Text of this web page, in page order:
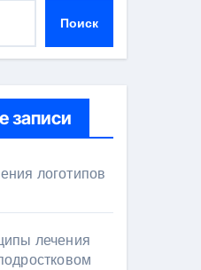
Поиск
записи
логотипов
лечения